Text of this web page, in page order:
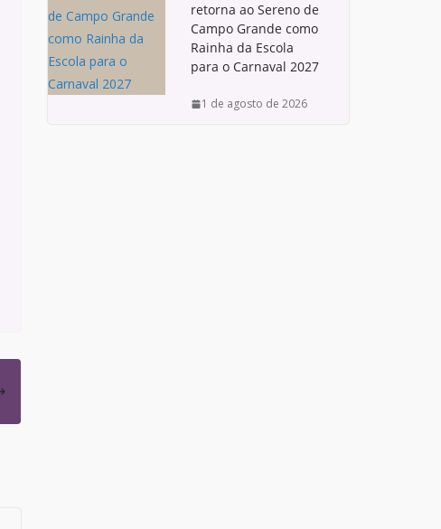
retorna ao Sereno de
Campo Grande como
Rainha da Escola
para o Carnaval 2027
1 de agosto de 2026